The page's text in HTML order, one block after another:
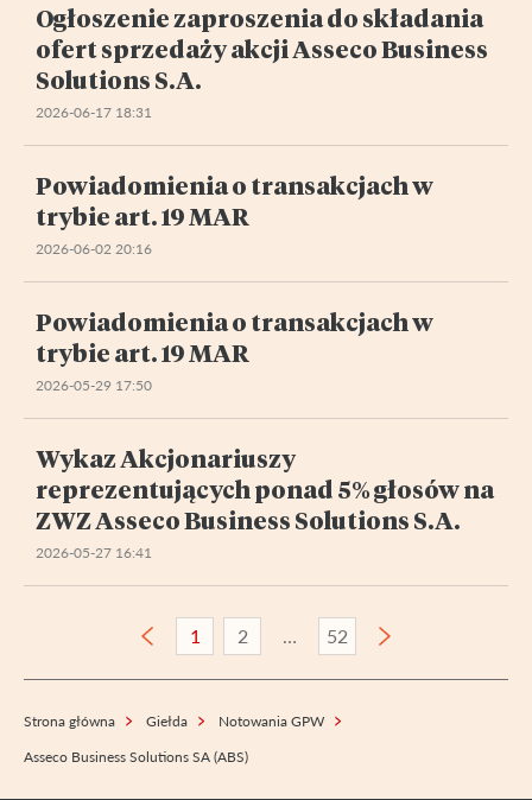
Ogłoszenie zaproszenia do składania
ofert sprzedaży akcji Asseco Business
Solutions S.A.
2026-06-17 18:31
Powiadomienia o transakcjach w
trybie art. 19 MAR
2026-06-02 20:16
Powiadomienia o transakcjach w
trybie art. 19 MAR
2026-05-29 17:50
Wykaz Akcjonariuszy
reprezentujących ponad 5% głosów na
ZWZ Asseco Business Solutions S.A.
2026-05-27 16:41
1 2 52
Strona główna Giełda
Notowania GPW
Asseco Business Solutions SA (ABS)